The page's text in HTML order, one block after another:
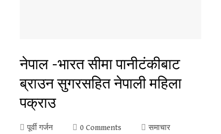
नेपाल -भारत सीमा पानीटंकीबाट
ब्राउन सुगरसहित नेपाली महिला
पक्राउ
पूर्वी गर्जन 0 Comments समाचार